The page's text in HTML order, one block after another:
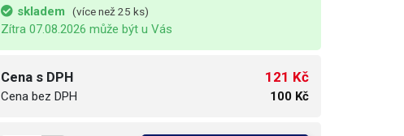
skladem (více než 25 ks)
Zítra 07.08.2026 může být u Vás
Cena s DPH
Cena bez DPH
121 Kč
100 Kč